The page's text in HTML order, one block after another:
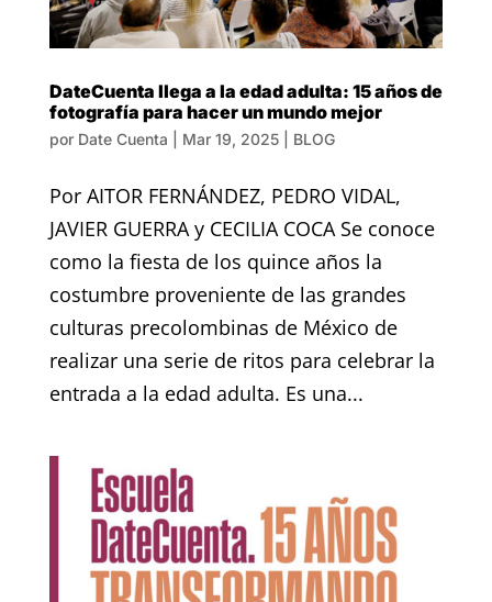
DateCuenta llega a la edad adulta: 15 años de
fotografía para hacer un mundo mejor
por Date Cuenta Mar 19, 2025| BLOG
Por AITOR FERNÁNDEZ, PEDRO VIDAL,
JAVIER GUERRA y CECILIA COCA Se conoce
como la fiesta de los quince años la
costumbre proveniente de las grandes
culturas precolombinas de México de
realizar una serie de ritos para celebrar la
entrada a la edad adulta. Es una...